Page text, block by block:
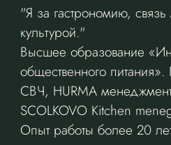
"Я за гастрономию,
культурой."
Высшее образование
общественного
СВЧ, HURMA
SCOLKOVO Kitchen
Опыт работы более 20